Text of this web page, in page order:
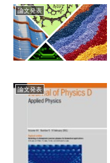
論文発表
論文発表